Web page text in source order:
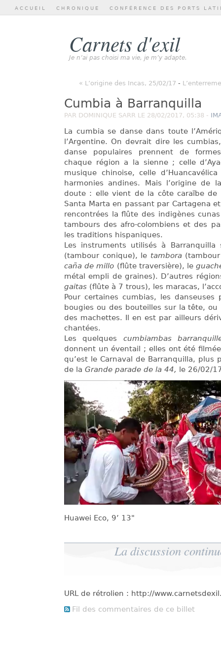
Carnets d'exil
Je n’ai pas choisi ma vie, je m’y adapte.
ACCUEIL CHRONIQUE CONFÉRENCE DES PORTS
« L’origine des Incas, 25/02/17 -
Cumbia à Barranquilla
PAR DOMINIQUE SARR LE 28/02/2017, 05:38 -
La cumbia se danse dans toute
l’Argentine. On devrait dire les
danse populaires prennent de
chaque région a la sienne ; celle
musique chinoise, celle
harmonies andines. Mais l’origine de
doute : elle vient de la côte caraïbe de
Santa Marta en passant par Cartagena
rencontrées la flûte des indigènes
tambours des afro-colombiens et des
les traditions hispaniques.
Les instruments utilisés à
(tambour conique), le tambora(tambour
caña de millo (flûte traversière), le
métal empli de graines). D’autres
gaitas (flûte à 7 trous), les maracas,
Pour certaines cumbias, les
bougies ou des bouteilles sur la tête, ou
des machettes. Il en est par ailleurs
chantées.
Les quelques cumbiambas
donnent un éventail ; elles ont été
qu’est le Carnaval de Barranquilla, plus
de la Grande parade de la 44, le 26/02/
Huawei Eco, 9’ 13"
La discussion
URL de rétrolien : http://
Fil des commentaires de ce billet